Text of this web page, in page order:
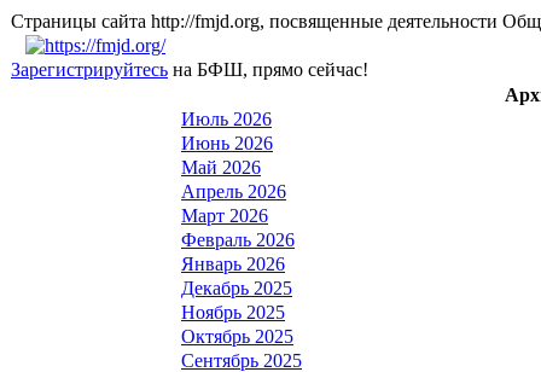
Страницы сайта http://fmjd.org, посвященные
Зарегистрируйтесь на БФШ, прямо сейчас!
Июль 2026
Июнь 2026
Май 2026
Апрель 2026
Март 2026
Февраль 2026
Январь 2026
Декабрь 2025
Ноябрь 2025
Октябрь 2025
Сентябрь 2025